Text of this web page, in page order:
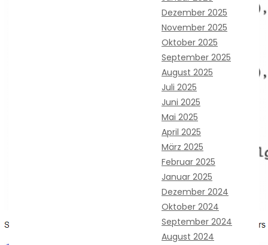
Dezember 2025
November 2025
Oktober 2025
September 2025
August 2025
Juli 2025
Juni 2025
Mai 2025
April 2025
März 2025
Februar 2025
Januar 2025
Dezember 2024
Oktober 2024
September 2024
August 2024